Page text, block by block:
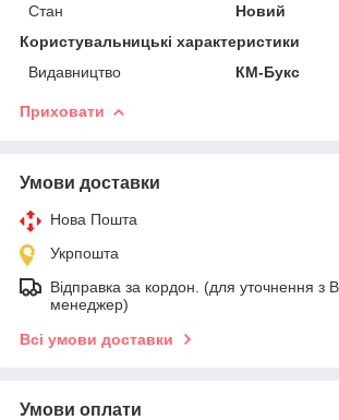
Стан
Новий
Користувальницькі характеристики
Видавництво
КМ-Букс
Приховати
Умови доставки
Нова Пошта
Укрпошта
Відправка за кордон. (для уточнення з
менеджер)
Всі умови доставки
Умови оплати